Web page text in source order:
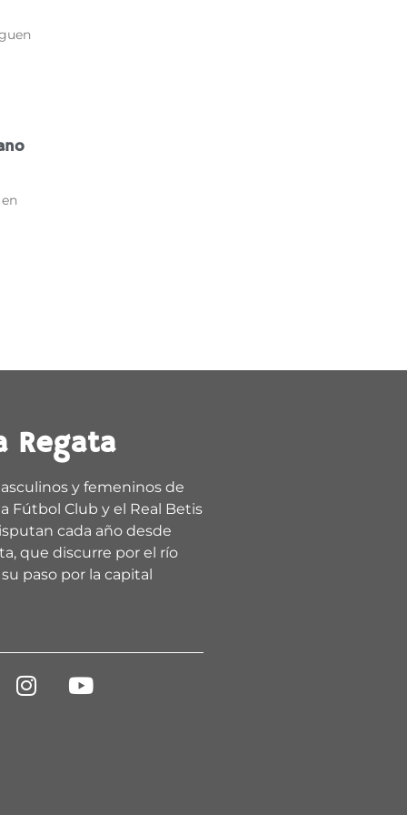
Regata
y femeninos de
Fútbol Club y el Real Betis
cada año desde
que discurre por el río
paso por la capital